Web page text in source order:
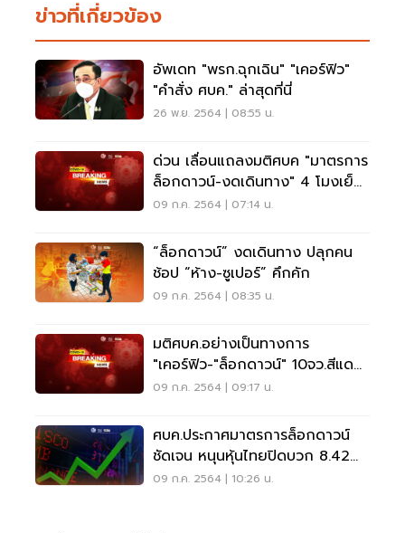
ข่าวที่เกี่ยวข้อง
อัพเดท "พรก.ฉุกเฉิน" "เคอร์ฟิว"
"คำสั่ง ศบค." ล่าสุดที่นี่
26 พ.ย. 2564 | 08:55 น.
ด่วน เลื่อนแถลงมติศบค "มาตรการ
ล็อกดาวน์-งดเดินทาง" 4 โมงเย็น
วันนี้
09 ก.ค. 2564 | 07:14 น.
“ล็อกดาวน์” งดเดินทาง ปลุกคน
ช้อป “ห้าง-ซูเปอร์” คึกคัก
09 ก.ค. 2564 | 08:35 น.
มติศบค.อย่างเป็นทางการ
"เคอร์ฟิว-"ล็อกดาวน์" 10จว.สีแดง
เข้ม เริ่ม12ก.ค.
09 ก.ค. 2564 | 09:17 น.
ศบค.ประกาศมาตรการล็อกดาวน์
ชัดเจน หนุนหุ้นไทยปิดบวก 8.42
จุด
09 ก.ค. 2564 | 10:26 น.